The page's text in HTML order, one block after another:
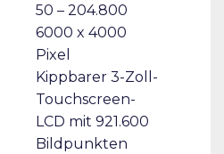
50 – 204.800
6000 x 4000
Pixel
Kippbarer 3-Zoll-
Touchscreen-
LCD mit 921.600
Bildpunkten